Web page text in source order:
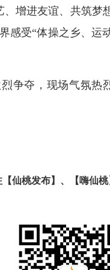
增进友谊、共筑梦
感受“体操之乡、运
夺，现场气氛热
仙桃发布】、【嗨仙桃